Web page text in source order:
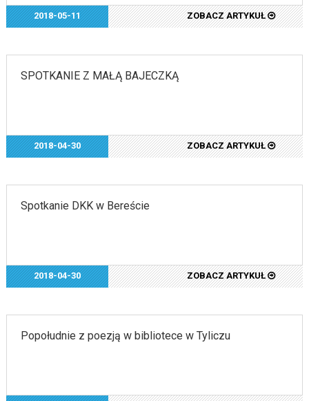
2018-05-11 ZOBACZ ARTYKUŁ
SPOTKANIE Z MAŁĄ BAJECZKĄ
2018-04-30 ZOBACZ ARTYKUŁ
Spotkanie DKK w Bereście
2018-04-30 ZOBACZ ARTYKUŁ
Popołudnie z poezją w bibliotece w Tyliczu